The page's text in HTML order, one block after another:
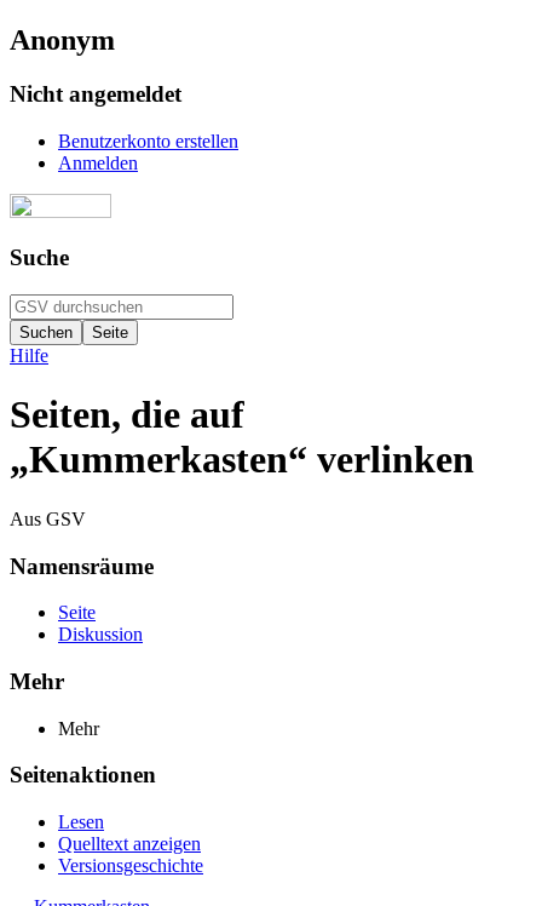
Anonym
Nicht angemeldet
Benutzerkonto erstellen
Anmelden
Suche
Hilfe
Seiten, die auf
„Kummerkasten“ verlinken
Aus GSV
Namensräume
Seite
Diskussion
Mehr
Mehr
Seitenaktionen
Lesen
Quelltext anzeigen
Versionsgeschichte